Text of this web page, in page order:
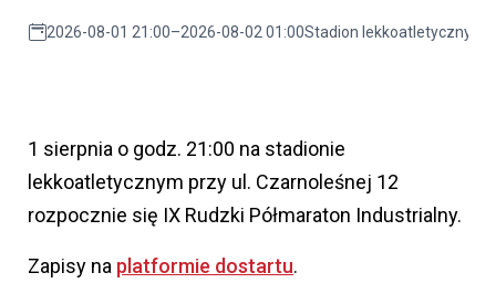
2026-08-01 21:00–2026-08-02 01:00Stadion lekkoatletyczny
1 sierpnia o godz. 21:00 na stadionie
lekkoatletycznym przy ul. Czarnoleśnej 12
rozpocznie się IX Rudzki Półmaraton Industrialny.
Zapisy na platformie dostartu.